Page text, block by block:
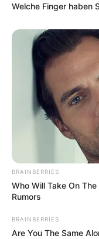
Welche Finger haben
BRAINBERRIES
Who Will Take On
Rumors
BRAINBERRIES
Are You The Same